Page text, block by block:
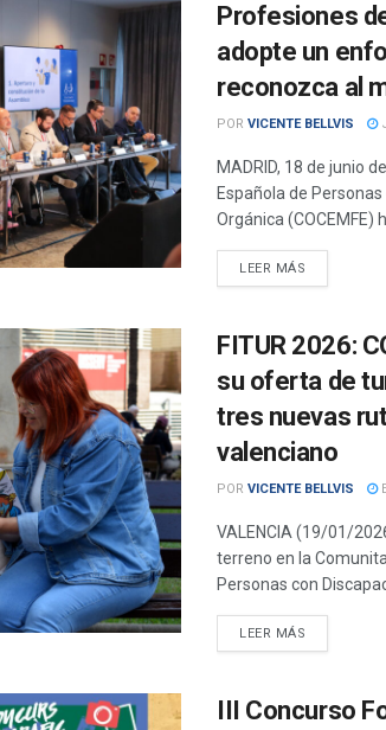
Profesiones
adopte un
reconozca al
POR VICENTE BELLVIS
MADRID, 18 de junio
Española de
Orgánica (COCEMFE)
LEER MÁS
FITUR 2026:
su oferta de
tres nuevas
valenciano
POR VICENTE BELLVIS
VALENCIA (19/01/
terreno en la
Personas con
LEER MÁS
III Concurso